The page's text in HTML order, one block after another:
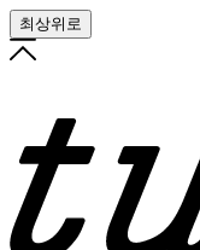
최상위로